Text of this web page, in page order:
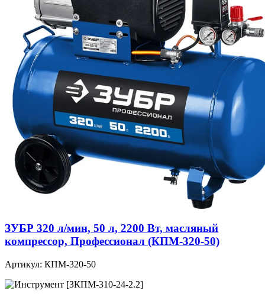
ЗУБР 320 л/мин, 50 л, 2200 Вт, масляный
компрессор, Профессионал (КПМ-320-50)
Артикул: КПМ-320-50